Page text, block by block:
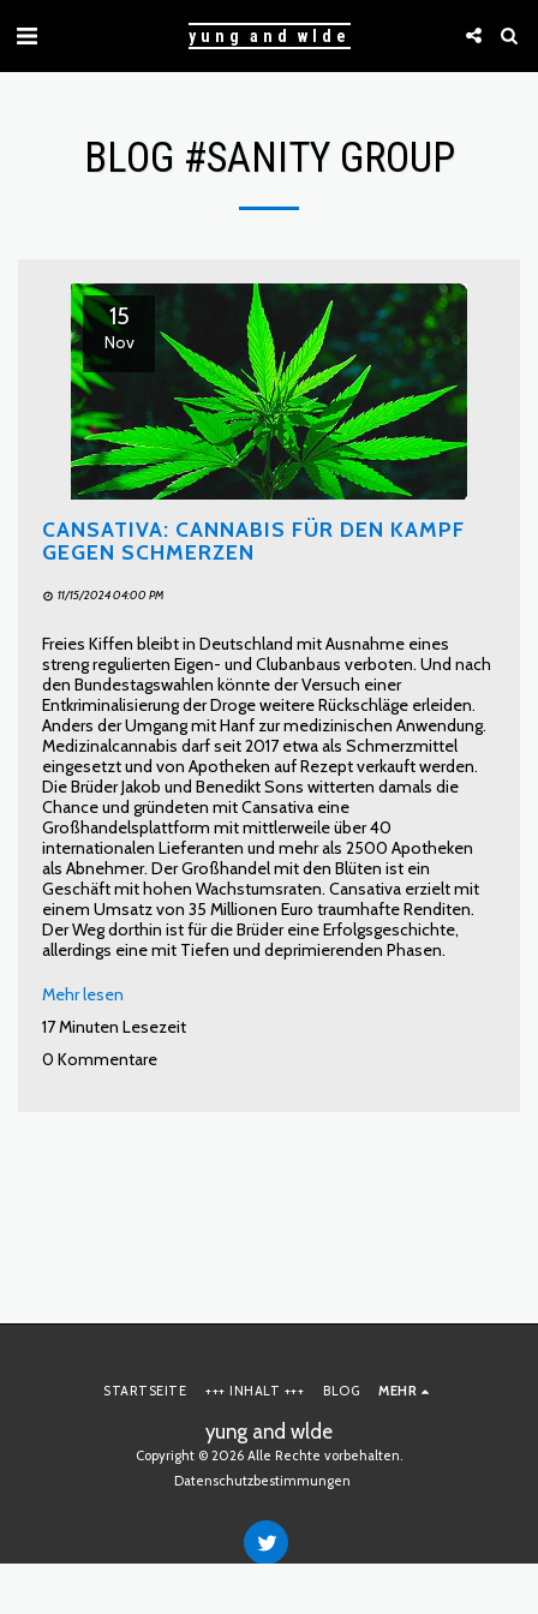
yung and wlde
BLOG #SANITY GROUP
15
Nov
CANSATIVA: CANNABIS FÜR DEN KAMPF
GEGEN SCHMERZEN
11/15/2024 04:00 PM
Freies Kiffen bleibt in Deutschland mit Ausnahme eines
streng regulierten Eigen- und Clubanbaus verboten. Und nach
den Bundestagswahlen könnte der Versuch einer
Entkriminalisierung der Droge weitere Rückschläge erleiden.
Anders der Umgang mit Hanf zur medizinischen Anwendung.
Medizinalcannabis darf seit 2017 etwa als Schmerzmittel
eingesetzt und von Apotheken auf Rezept verkauft werden.
Die Brüder Jakob und Benedikt Sons witterten damals die
Chance und gründeten mit Cansativa eine
Großhandelsplattform mit mittlerweile über 40
internationalen Lieferanten und mehr als 2500 Apotheken
als Abnehmer. Der Großhandel mit den Blüten ist ein
Geschäft mit hohen Wachstumsraten. Cansativa erzielt mit
einem Umsatz von 35 Millionen Euro traumhafte Renditen.
Der Weg dorthin ist für die Brüder eine Erfolgsgeschichte,
allerdings eine mit Tiefen und deprimierenden Phasen.
Mehr lesen
17 Minuten Lesezeit
0 Kommentare
yung and wlde
Copyright © 2026 Alle Rechte vorbehalten.
Datenschutzbestimmungen
STARTSEITE +++ INHALT +++ BLOG MEHR